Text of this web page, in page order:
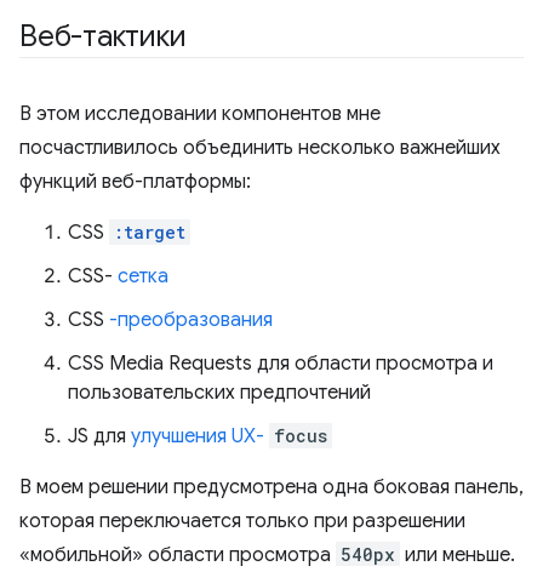
Веб-тактики
В этом исследовании компонентов мне
посчастливилось объединить несколько важнейших
функций веб-платформы:
CSS :target
CSS- сетка
CSS -преобразования
CSS Media Requests для области просмотра и
пользовательских предпочтений
JS для улучшения UX- focus
В моем решении предусмотрена одна боковая панель,
которая переключается только при разрешении
«мобильной» области просмотра 540px или меньше.